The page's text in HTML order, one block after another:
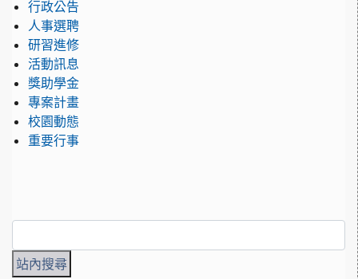
行政公告
人事選聘
研習進修
活動訊息
獎助學金
專案計畫
校園動態
重要行事